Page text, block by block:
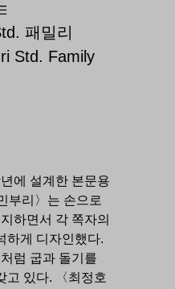
패밀리
Std. Family
에 설계한 본문용
부리〉는 손으로
하면서 각 쪽자의
하게 디자인했다.
럼 굽과 돌기를
고 있다. 〈최정호